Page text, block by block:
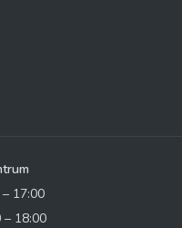
17:00
– 18:00